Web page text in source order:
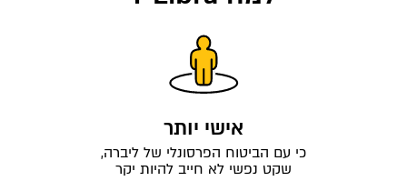
אישי יותר
כי עם הביטוח הפרסונלי של ליברה,
שקט נפשי לא חייב להיות יקר